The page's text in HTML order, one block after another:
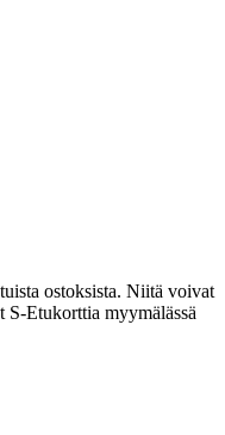
ostoksista. Niitä voivat
S-Etukorttia myymälässä